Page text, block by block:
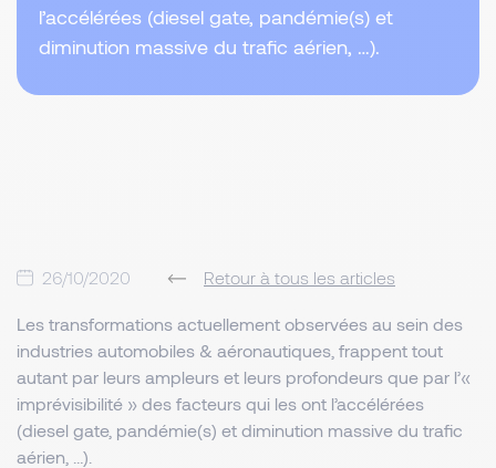
l’accélérées (diesel gate, pandémie(s) et
diminution massive du trafic aérien, …).
26/10/2020 Retour à tous les articles
Les transformations actuellement observées au sein des
industries automobiles & aéronautiques, frappent tout
autant par leurs ampleurs et leurs profondeurs que par l’«
imprévisibilité » des facteurs qui les ont l’accélérées
(diesel gate, pandémie(s) et diminution massive du trafic
aérien, …).